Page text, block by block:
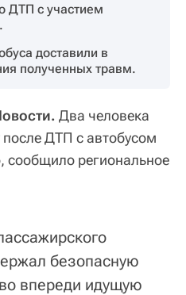
ДТП с участием
доставили в
полученных травм.
Два человека
ДТП с автобусом
региональное
безопасную
впереди идущую